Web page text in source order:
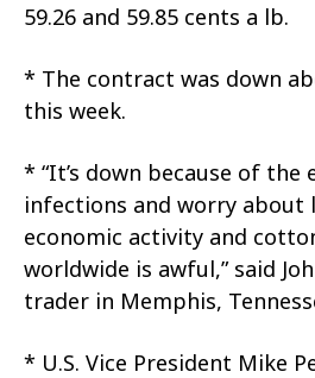
59.26 and 59.85 cents a lb.
* The contract was down
this week.
* “It’s down because of the
infections and worry about
economic activity and
worldwide is awful,” said
trader in Memphis,
* U.S. Vice President Mike